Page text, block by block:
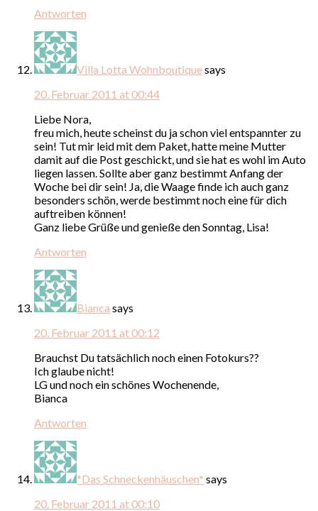
Antworten
Villa Lotta Wohnboutiquesays
20. Februar 2011 at 00:44
Liebe Nora,
freu mich, heute scheinst du ja schon viel entspannter zu
sein! Tut mir leid mit dem Paket, hatte meine Mutter
damit auf die Post geschickt, und sie hat es wohl im Auto
liegen lassen. Sollte aber ganz bestimmt Anfang der
Woche bei dir sein! Ja, die Waage finde ich auch ganz
besonders schön, werde bestimmt noch eine für dich
auftreiben können!
Ganz liebe Grüße und genieße den Sonntag, Lisa!
Antworten
Bianca says
20. Februar 2011 at 00:12
Brauchst Du tatsächlich noch einen Fotokurs??
Ich glaube nicht!
LG und noch ein schönes Wochenende,
Bianca
Antworten
*Das Schneckenhäuschen* says
20. Februar 2011 at 00:10